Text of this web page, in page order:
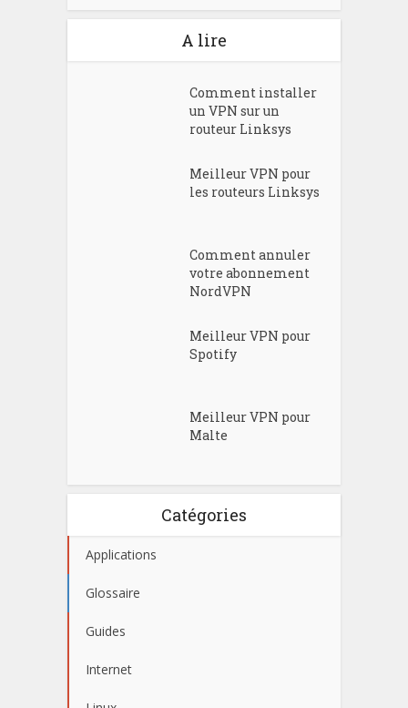
A lire
Comment installer
un VPN sur un
routeur Linksys
Meilleur VPN pour
les routeurs Linksys
Comment annuler
votre abonnement
NordVPN
Meilleur VPN pour
Spotify
Meilleur VPN pour
Malte
Catégories
Applications
Glossaire
Guides
Internet